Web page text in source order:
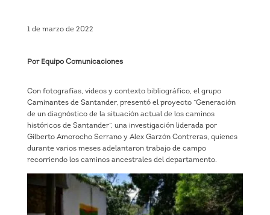
1 de marzo de 2022
Por Equipo Comunicaciones
Con fotografías, videos y contexto bibliográfico, el grupo
Caminantes de Santander, presentó el proyecto “Generación
de un diagnóstico de la situación actual de los caminos
históricos de Santander”, una investigación liderada por
Gilberto Amorocho Serrano y Alex Garzón Contreras, quienes
durante varios meses adelantaron trabajo de campo
recorriendo los caminos ancestrales del departamento.